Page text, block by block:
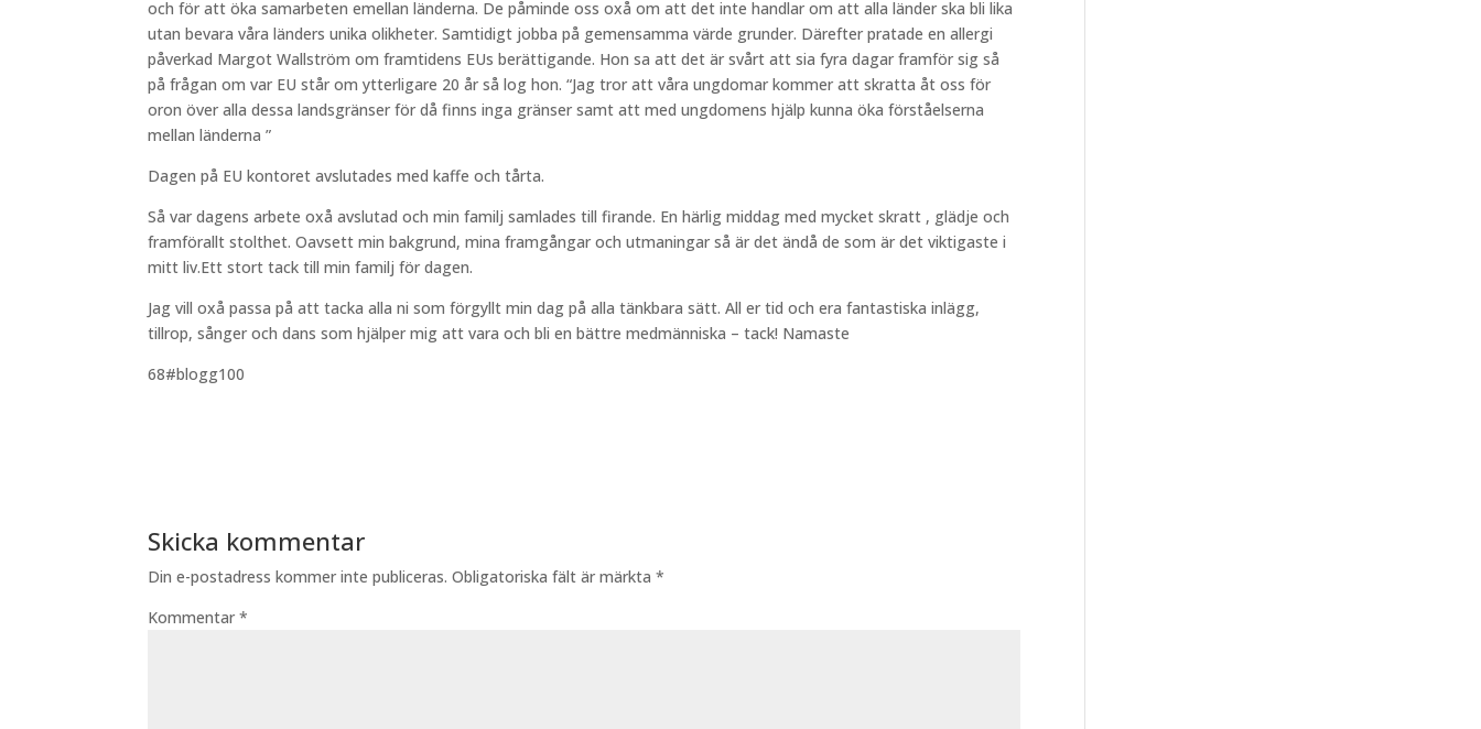
och för att öka samarbeten emellan länderna. De påminde oss oxå om att det inte handlar om att alla länder ska bli lika
utan bevara våra länders unika olikheter. Samtidigt jobba på gemensamma värde grunder. Därefter pratade en allergi
påverkad Margot Wallström om framtidens EUs berättigande. Hon sa att det är svårt att sia fyra dagar framför sig så
på frågan om var EU står om ytterligare 20 år så log hon. “Jag tror att våra ungdomar kommer att skratta åt oss för
oron över alla dessa landsgränser för då finns inga gränser samt att med ungdomens hjälp kunna öka förståelserna
mellan länderna ”
Dagen på EU kontoret avslutades med kaffe och tårta.
Så var dagens arbete oxå avslutad och min familj samlades till firande. En härlig middag med mycket skratt , glädje och
framförallt stolthet. Oavsett min bakgrund, mina framgångar och utmaningar så är det ändå de som är det viktigaste i
mitt liv.Ett stort tack till min familj för dagen.
Jag vill oxå passa på att tacka alla ni som förgyllt min dag på alla tänkbara sätt. All er tid och era fantastiska inlägg,
tillrop, sånger och dans som hjälper mig att vara och bli en bättre medmänniska – tack! Namaste
68#blogg100
Skicka kommentar
Din e-postadress kommer inte publiceras. Obligatoriska fält är märkta*
Kommentar*